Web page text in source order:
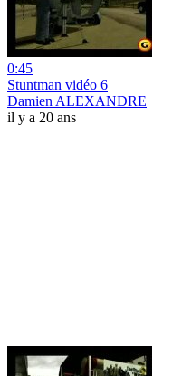
0:45
Stuntman vidéo 6
Damien ALEXANDRE
il y a 20 ans